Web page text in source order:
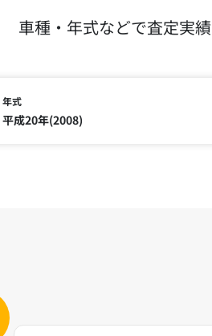
車種・年式などで査定実
年式
平成20年(2008)